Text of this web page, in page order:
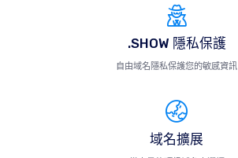
.SHOW 隱私保護
自由域名隱私保護您的敏感資訊
域名擴展